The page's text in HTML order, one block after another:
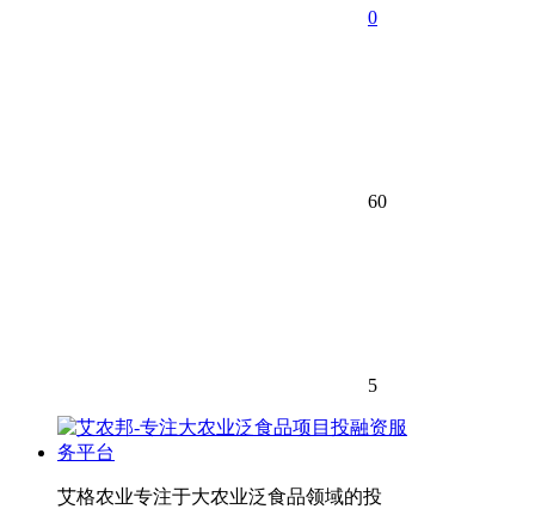
0
60
5
艾格农业专注于大农业泛食品领域的投